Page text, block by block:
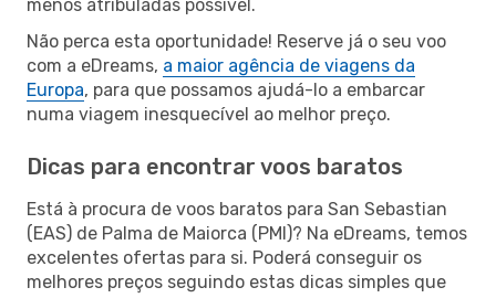
menos atribuladas possível.
Não perca esta oportunidade! Reserve já o seu voo
com a eDreams, a maior agência de viagens da
Europa, para que possamos ajudá-lo a embarcar
numa viagem inesquecível ao melhor preço.
Dicas para encontrar voos baratos
Está à procura de voos baratos para San Sebastian
(EAS) de Palma de Maiorca (PMI)? Na eDreams, temos
excelentes ofertas para si. Poderá conseguir os
melhores preços seguindo estas dicas simples que